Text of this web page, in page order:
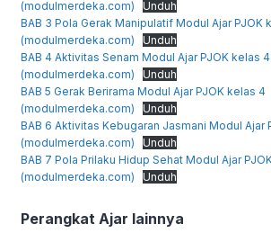
(modulmerdeka.com)
Unduh
BAB 3 Pola Gerak Manipulatif Modul Ajar PJOK
(modulmerdeka.com)
Unduh
BAB 4 Aktivitas Senam Modul Ajar PJOK kelas 4
(modulmerdeka.com)
Unduh
BAB 5 Gerak Berirama Modul Ajar PJOK kelas 4
(modulmerdeka.com)
Unduh
BAB 6 Aktivitas Kebugaran Jasmani Modul Ajar
(modulmerdeka.com)
Unduh
BAB 7 Pola Prilaku Hidup Sehat Modul Ajar
(modulmerdeka.com)
Unduh
Perangkat Ajar lainnya